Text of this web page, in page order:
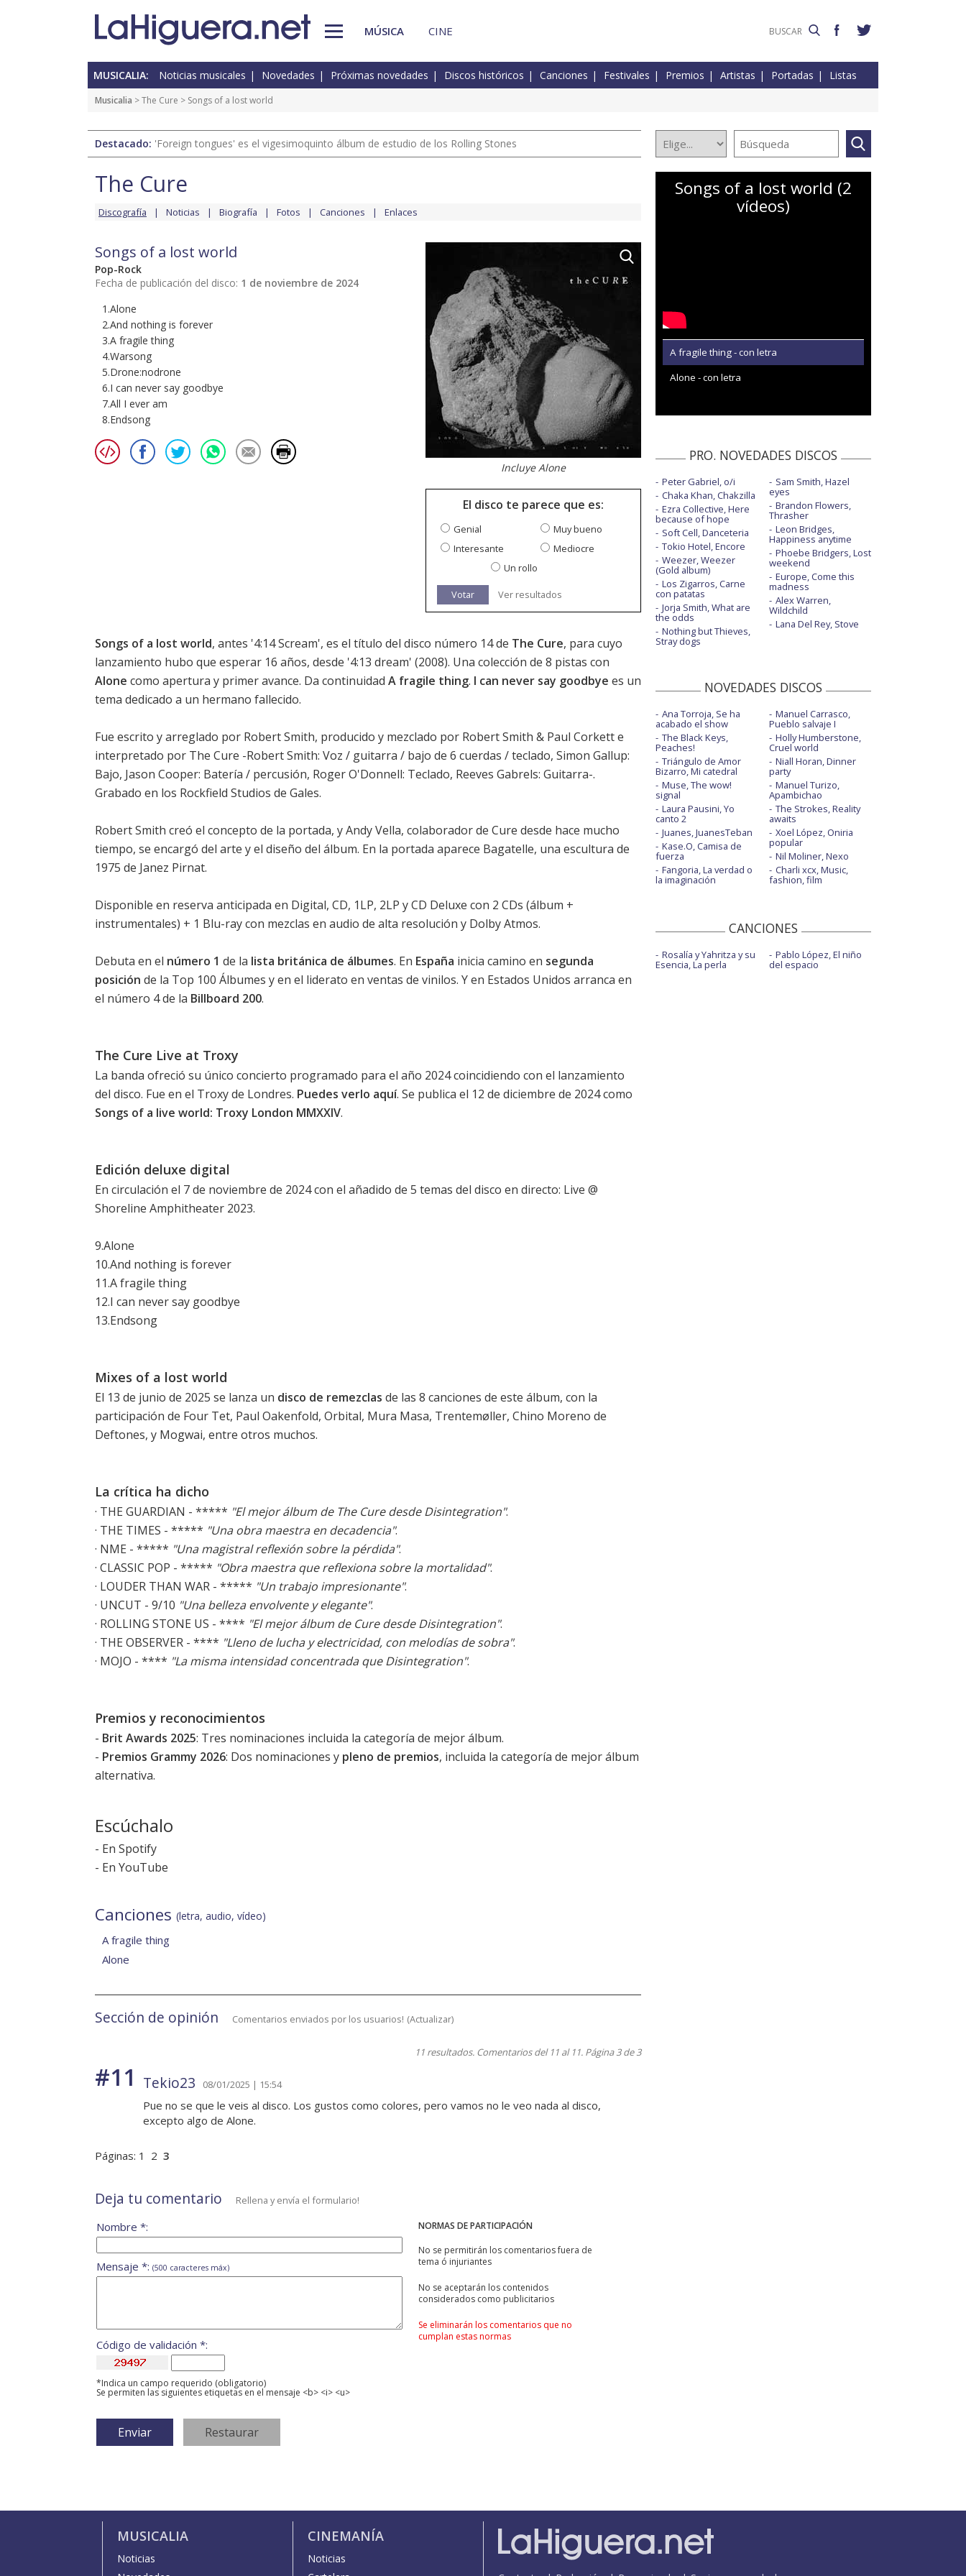
MÚSICA CINE
MUSICALIA: Noticias musicales Novedades Próximas novedades Discos históricos Canciones Festivales Premios Artistas Portadas Listas
Musicalia >The Cure > Songs of a lost world
Destacado: 'Foreign tongues' es el vigesimoquinto álbum de estudio de los Rolling Stones
The Cure
Discografía Noticias Biografía Fotos Canciones Enlaces
Songs of a lost world
Pop-Rock
Fecha de publicación del disco: 1 de noviembre de 2024
1.Alone
2.And nothing is forever
3.A fragile thing
4.Warsong
5.Drone:nodrone
6.I can never say goodbye
7.All I ever am
8.Endsong
Incluye Alone
El disco te parece que es:
Genial
Muy bueno
Interesante
Mediocre
Un rollo
Votar Ver resultados
Songs of a lost world, antes '4:14 Scream', es el título del disco número 14 de The Cure, para cuyo
lanzamiento hubo que esperar 16 años, desde '4:13 dream' (2008). Una colección de 8 pistas con
Alone como apertura y primer avance. Da continuidad A fragile thing. I can never say goodbye es un
tema dedicado a un hermano fallecido.
Fue escrito y arreglado por Robert Smith, producido y mezclado por Robert Smith & Paul Corkett e
interpretado por The Cure -Robert Smith: Voz / guitarra / bajo de 6 cuerdas / teclado, Simon Gallup:
Bajo, Jason Cooper: Batería / percusión, Roger O'Donnell: Teclado, Reeves Gabrels: Guitarra-.
Grabado en los Rockfield Studios de Gales.
Robert Smith creó el concepto de la portada, y Andy Vella, colaborador de Cure desde hace mucho
tiempo, se encargó del arte y el diseño del álbum. En la portada aparece Bagatelle, una escultura de
1975 de Janez Pirnat.
Disponible en reserva anticipada en Digital, CD, 1LP, 2LP y CD Deluxe con 2 CDs (álbum +
instrumentales) + 1 Blu-ray con mezclas en audio de alta resolución y Dolby Atmos.
Debuta en el número 1 de la lista británica de álbumes. En España inicia camino en segunda
posición de la Top 100 Álbumes y en el liderato en ventas de vinilos. Y en Estados Unidos arranca en
el número 4de la Billboard 200.
The Cure Live at Troxy
La banda ofreció su único concierto programado para el año 2024 coincidiendo con el lanzamiento
del disco. Fue en el Troxy de Londres. Puedes verlo aquí. Se publica el 12 de diciembre de 2024 como
Songs of a live world: Troxy London MMXXIV.
Edición deluxe digital
En circulación el 7 de noviembre de 2024 con el añadido de 5 temas del disco en directo: Live @
Shoreline Amphitheater 2023.
9.Alone
10.And nothing is forever
11.A fragile thing
12.I can never say goodbye
13.Endsong
Mixes of a lost world
El 13 de junio de 2025 se lanza un disco de remezclas de las 8 canciones de este álbum, con la
participación de Four Tet, Paul Oakenfold, Orbital, Mura Masa, Trentemøller, Chino Moreno de
Deftones, y Mogwai, entre otros muchos.
La crítica ha dicho
· THE GUARDIAN - ***** "El mejor álbum de The Cure desde Disintegration".
· THE TIMES - ***** "Una obra maestra en decadencia".
· NME - ***** "Una magistral reflexión sobre la pérdida".
· CLASSIC POP - ***** "Obra maestra que reflexiona sobre la mortalidad".
· LOUDER THAN WAR - ***** "Un trabajo impresionante".
· UNCUT - 9/10 "Una belleza envolvente y elegante".
· ROLLING STONE US - **** "El mejor álbum de Cure desde Disintegration".
· THE OBSERVER - **** "Lleno de lucha y electricidad, con melodías de sobra".
· MOJO - **** "La misma intensidad concentrada que Disintegration".
Premios y reconocimientos
- Brit Awards 2025: Tres nominaciones incluida la categoría de mejor álbum.
- Premios Grammy 2026: Dos nominaciones y pleno de premios, incluida la categoría de mejor álbum
alternativa.
Escúchalo
- En Spotify
- En YouTube
Canciones (letra, audio, vídeo)
A fragile thing
Alone
Sección de opinión Comentarios enviados por los usuarios! (Actualizar)
11 resultados. Comentarios del 11 al 11. Página 3 de 3
#11 Tekio23 08/01/2025 | 15:54
Pue no se que le veis al disco. Los gustos como colores, pero vamos no le veo nada al disco,
excepto algo de Alone.
Páginas: 1 2 3
Deja tu comentario Rellena y envía el formulario!
NORMAS DE PARTICIPACIÓN
No se permitirán los comentarios fuera de
tema ó injuriantes
No se aceptarán los contenidos
considerados como publicitarios
Se eliminarán los comentarios que no
cumplan estas normas
Nombre *:
Mensaje *: (500 caracteres máx)
Código de validación *:
*Indica un campo requerido (obligatorio)
Se permiten las siguientes etiquetas en el mensaje <b> <i> <u>
Songs of a lost world (2
vídeos)
A fragile thing - con letra
Alone - con letra
PRO. NOVEDADES DISCOS
Peter Gabriel, o/i
Chaka Khan, Chakzilla
Ezra Collective, Here
because of hope
Soft Cell, Danceteria
Tokio Hotel, Encore
Weezer, Weezer
(Gold album)
Los Zigarros, Carne
con patatas
Jorja Smith, What are
the odds
Nothing but Thieves,
Stray dogs
Sam Smith, Hazel
eyes
Brandon Flowers,
Thrasher
Leon Bridges,
Happiness anytime
Phoebe Bridgers, Lost
weekend
Europe, Come this
madness
Alex Warren,
Wildchild
Lana Del Rey, Stove
NOVEDADES DISCOS
Ana Torroja, Se ha
acabado el show
The Black Keys,
Peaches!
Triángulo de Amor
Bizarro, Mi catedral
Muse, The wow!
signal
Laura Pausini, Yo
canto 2
Juanes, JuanesTeban
Kase.O, Camisa de
fuerza
Fangoria, La verdad o
la imaginación
Manuel Carrasco,
Pueblo salvaje I
Holly Humberstone,
Cruel world
Niall Horan, Dinner
party
Manuel Turizo,
Apambichao
The Strokes, Reality
awaits
Xoel López, Oniria
popular
Nil Moliner, Nexo
Charli xcx, Music,
fashion, film
CANCIONES
Rosalía y Yahritza y su
Esencia, La perla
Pablo López, El niño
del espacio
MUSICALIA
Noticias
CINEMANÍA
Noticias